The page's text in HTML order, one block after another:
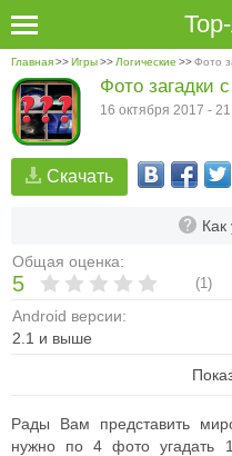
Главная>>Игры>> Логические >>Фото
Скачать
Как
Общая оценка:
5 (1)
Android версии:
2.1 и выше
Фото загадки
16 октября 2017 -
Рады Вам представить
нужно по 4 фото угадать